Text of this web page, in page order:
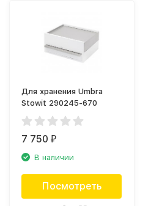
Для хранения Umbra
Stowit 290245-670
7 750₽
В наличии
Посмотреть